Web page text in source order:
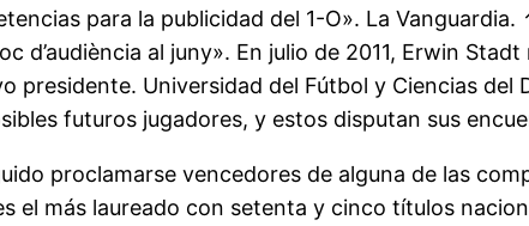
para la publicidad del 1-O». La
d’audiència al juny». En julio de 2011, Erwin
presidente. Universidad del Fútbol y Ciencias
futuros jugadores, y estos disputan sus
proclamarse vencedores de alguna de las
el más laureado con setenta y cinco títulos